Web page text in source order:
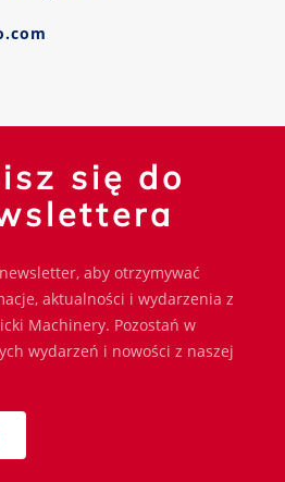
się do
aby otrzymywać
aktualności i wydarzenia z
Machinery. Pozostań w
wydarzeń i nowości z naszej